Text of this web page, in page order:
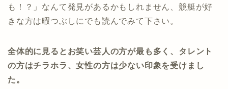
も！？」なんて発見があるかもしれません、競艇が好
きな方は暇つぶしにでも読んでみて下さい。
全体的に見るとお笑い芸人の方が最も多く、タレント
の方はチラホラ、女性の方は少ない印象を受けまし
た。